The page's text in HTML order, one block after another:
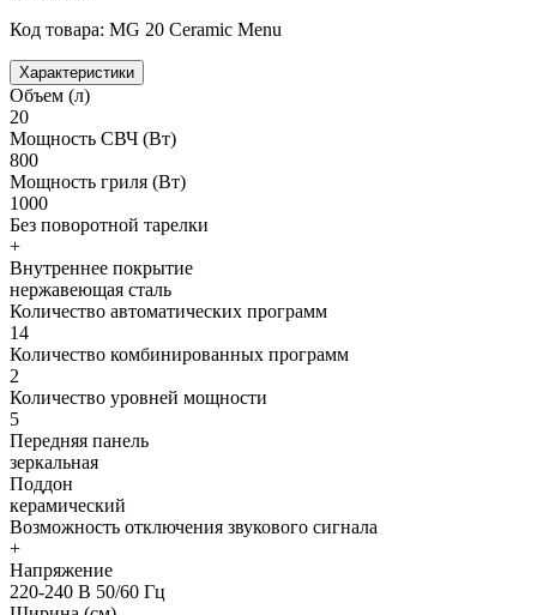
Код товара: MG 20 Ceramic Menu
Характеристики
Объем (л)
20
Мощность СВЧ (Вт)
800
Мощность гриля (Вт)
1000
Без поворотной тарелки
+
Внутреннее покрытие
нержавеющая сталь
Количество автоматических программ
14
Количество комбинированных программ
2
Количество уровней мощности
5
Передняя панель
зеркальная
Поддон
керамический
Возможность отключения звукового сигнала
+
Напряжение
220-240 В 50/60 Гц